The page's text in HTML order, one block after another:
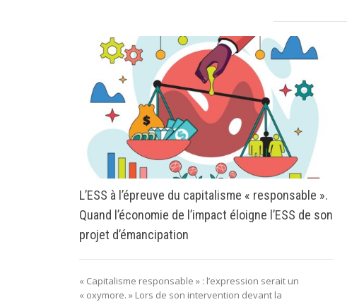
L’ESS à l’épreuve du capitalisme « responsable ».
Quand l’économie de l’impact éloigne l’ESS de son
projet d’émancipation
« Capitalisme responsable » : l’expression serait un
« oxymore. » Lors de son intervention devant la